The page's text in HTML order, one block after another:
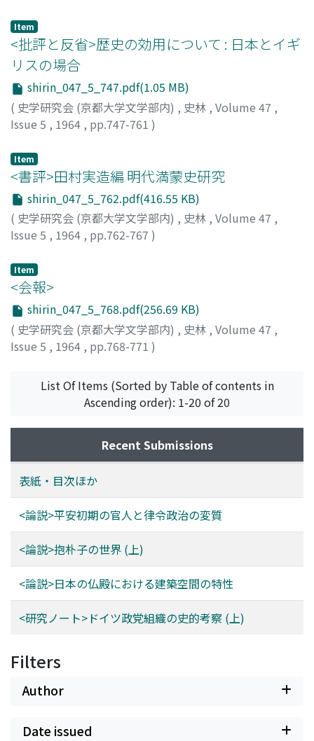
ての政治思想史の枠内にとどまるものであった。そこでは
国家・社会の変容とともに変転しゆく政党組織の規模、形
態、内部構造などは追求されることのもっとも少い対象で
あった。本稿は一九世紀後半から二〇世紀にかけて、名望
家政治段階から大衆民主主義段階への移行という一般的シ
ェーマに立脚して、ドイツ政党組織の変化の追求を試みた
ものである。この試論がたんに政治学的常識の検証にとど
る糸口となれば、というのがわれわれのささやかな願いで
ある。
Item
<批評と反省>歴史の効用について : 日本とイギ
リスの場合
shirin_047_5_747.pdf(1.05 MB)
( 史学研究会 (京都大学文学部内) , 史林 , Volume 47 ,
Issue 5 , 1964 , pp.747-761 )
Item
<書評>田村実造編 明代満蒙史研究
shirin_047_5_762.pdf(416.55 KB)
( 史学研究会 (京都大学文学部内) , 史林 , Volume 47 ,
Issue 5 , 1964 , pp.762-767 )
Item
<会報>
shirin_047_5_768.pdf(256.69 KB)
( 史学研究会 (京都大学文学部内) , 史林 , Volume 47 ,
Issue 5 , 1964 , pp.768-771 )
List Of Items (Sorted by Table of contents in
Ascending order): 1-20 of 20
Recent Submissions
表紙・目次ほか
<論説>平安初期の官人と律令政治の変質
<論説>抱朴子の世界 (上)
<論説>日本の仏殿における建築空間の特性
<研究ノート>ドイツ政党組織の史的考察 (上)
Filters
Author
Date issued